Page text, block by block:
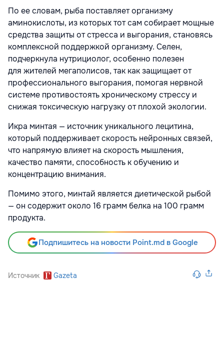
По ее словам, рыба поставляет организму
аминокислоты, из которых тот сам собирает мощные
средства защиты от стресса и выгорания, становясь
комплексной поддержкой организму. Селен,
подчеркнула нутрициолог, особенно полезен
для жителей мегаполисов, так как защищает от
профессионального выгорания, помогая нервной
системе противостоять хроническому стрессу и
снижая токсическую нагрузку от плохой экологии.
Икра минтая — источник уникального лецитина,
который поддерживает скорость нейронных связей,
что напрямую влияет на скорость мышления,
качество памяти, способность к обучению и
концентрацию внимания.
Помимо этого, минтай является диетической рыбой
— он содержит около 16 грамм белка на 100 грамм
продукта.
Подпишитесь на новости Point.md в Google
Источник Gazeta